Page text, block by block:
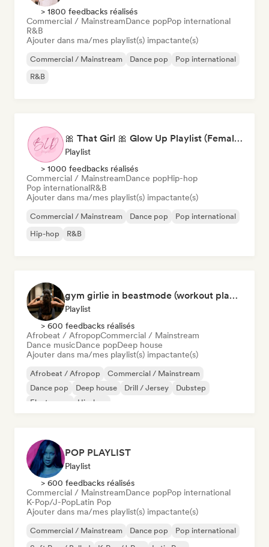
> 1800 feedbacks réalisés
Commercial / MainstreamDance popPop international
R&B
Ajouter dans ma/mes playlist(s) impactante(s)
Commercial / Mainstream Dance pop
Pop international
R&B
🎀 That Girl 🎀 Glow Up Playlist (Female Artists)
Playlist
> 1000 feedbacks réalisés
Commercial / MainstreamDance popHip-hop
Pop internationalR&B
Ajouter dans ma/mes playlist(s) impactante(s)
Commercial / Mainstream Dance pop
Pop international
Hip-hop
R&B
gym girlie in beastmode (workout playlist) 💪🎀
Playlist
> 600 feedbacks réalisés
Afrobeat / AfropopCommercial / Mainstream
Dance musicDance popDeep house
Ajouter dans ma/mes playlist(s) impactante(s)
Afrobeat / Afropop
Commercial / Mainstream
Dance pop
Deep house Drill / Jersey
Dubstep
Electropop
Hip-hop
POP PLAYLIST
Playlist
> 600 feedbacks réalisés
Commercial / MainstreamDance popPop international
K-Pop/J-PopLatin Pop
Ajouter dans ma/mes playlist(s) impactante(s)
Commercial / Mainstream Dance pop
Pop international